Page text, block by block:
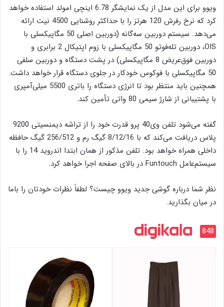
ویوو برای این مدل از یک نمایشگر 6.78 اینچی امولد استفاده خواهد
کرد که نرخ رفرش 120 هرتز را با حداکثر روشنایی 4500 نیت ارائه
می‌دهد. سیستم دوربین سه‌گانه (دوربین اصلی 50 مگاپیکسلی با
OIS، دوربین تله‌فوتو 50 مگاپیکسلی با زوم اپتیکال 2 برابری و
دوربین فوق‌عریض 8 مگاپیکسلی) در پشت دستگاه و دوربین سلفی
50 مگاپیکسلی با فوکوس خودکار در جلوی دستگاه قرار خواهد داشت.
همچنین باید منتظر بود تا انرژی دستگاه را باتری 5500 میلی‌آمپری
با پشتیبانی از شارژ سیمی 80 واتی تأمین کند.
گفته می‌شود تلفن وی40 پرو قدرت خود را از تراشه دیمنسیتی 9200
پلاس دریافت می‌کند که با 8/12/16 گیگ رم و 256/512 گیگ حافظه
داخلی همراه خواهد بود. تلفن مذکور از همان ابتدا اندروید 14 را با
سیستم‌عامل Funtouch در بالای صفحه اجرا خواهد کرد.
نظر شما درباره گوشی جدید ویوو چیست؟ لطفاً نظرات خودتان را باما
در میان بگذارید.
848